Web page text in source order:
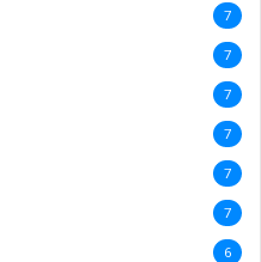
7
7
7
7
7
7
6